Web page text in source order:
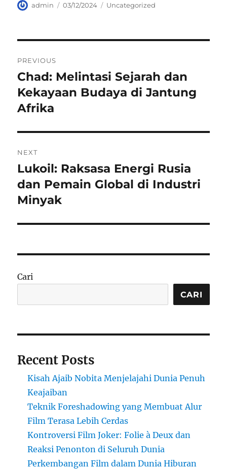
Author
admin
Posted
03/12/2024 Categories
Uncategorized
pos
PREVIOUS
Previous
post:
Chad: Melintasi Sejarah dan
Kekayaan Budaya di Jantung
Afrika
NEXT
Next
post:
Lukoil: Raksasa Energi Rusia
dan Pemain Global di Industri
Minyak
Cari
CARI
Recent Posts
Kisah Ajaib Nobita Menjelajahi Dunia Penuh
Keajaiban
Teknik Foreshadowing yang Membuat Alur
Film Terasa Lebih Cerdas
Kontroversi Film Joker: Folie à Deux dan
Reaksi Penonton di Seluruh Dunia
Perkembangan Film dalam Dunia Hiburan